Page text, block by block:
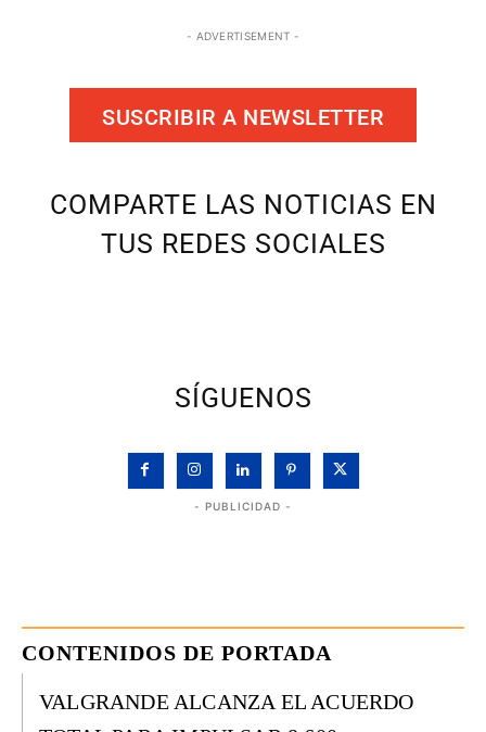
- ADVERTISEMENT -
SUSCRIBIR A NEWSLETTER
COMPARTE LAS NOTICIAS EN
TUS REDES SOCIALES
SÍGUENOS
- PUBLICIDAD -
CONTENIDOS DE PORTADA
VALGRANDE ALCANZA EL ACUERDO